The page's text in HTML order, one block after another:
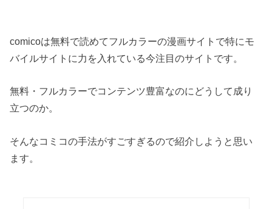
comicoは無料で読めてフルカラーの漫画サイトで特にモ
バイルサイトに力を入れている今注目のサイトです。
無料・フルカラーでコンテンツ豊富なのにどうして成り
立つのか。
そんなコミコの手法がすごすぎるので紹介しようと思い
ます。